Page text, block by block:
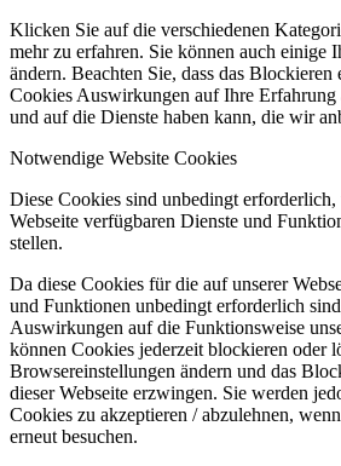
Klicken Sie auf die verschiedenen
mehr zu erfahren. Sie können auch einige
ändern. Beachten Sie, dass das
Cookies Auswirkungen auf Ihre Erfahrung
und auf die Dienste haben kann, die wir
Notwendige Website Cookies
Diese Cookies sind unbedingt
Webseite verfügbaren Dienste und
stellen.
Da diese Cookies für die auf unserer
und Funktionen unbedingt erforderlich
Auswirkungen auf die Funktionsweise
können Cookies jederzeit blockieren oder
Browsereinstellungen ändern und das
dieser Webseite erzwingen. Sie werden
Cookies zu akzeptieren / abzulehnen,
erneut besuchen.